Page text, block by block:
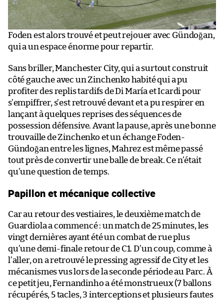
Foden est alors trouvé et peut rejouer avec Gündoğan,
qui a un espace énorme pour repartir.
Sans briller, Manchester City, qui a surtout construit
côté gauche avec un Zinchenko habité qui a pu
profiter des replis tardifs de Di María et Icardi pour
s’empiffrer, s’est retrouvé devant et a pu respirer en
lançant à quelques reprises des séquences de
possession défensive. Avant la pause, après une bonne
trouvaille de Zinchenko et un échange Foden-
Gündoğan entre les lignes, Mahrez est même passé
tout près de convertir une balle de break. Ce n’était
qu’une question de temps.
Papillon et mécanique collective
Car au retour des vestiaires, le deuxième match de
Guardiola a commencé : un match de 25 minutes, les
vingt dernières ayant été un combat de rue plus
qu’une demi-finale retour de C1. D’un coup, comme à
l’aller, on a retrouvé le pressing agressif de City et les
mécanismes vus lors de la seconde période au Parc. À
ce petit jeu, Fernandinho a été monstrueux (7 ballons
récupérés, 5 tacles, 3 interceptions et plusieurs fautes